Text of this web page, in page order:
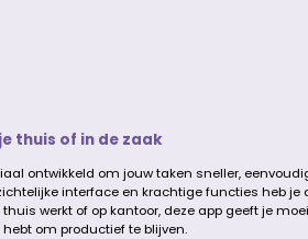
thuis of in de zaak
ontwikkeld om jouw taken sneller,
interface en krachtige functies heb je
werkt of op kantoor, deze app geeft je
om productief te blijven.